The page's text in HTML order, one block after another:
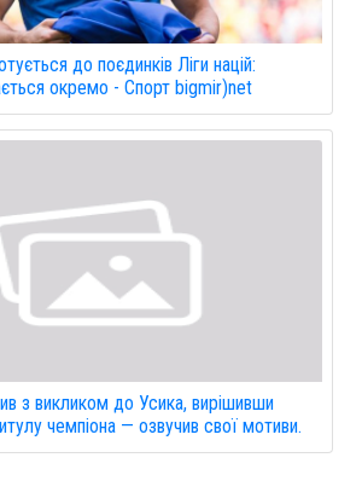
до поєдинків Ліги націй:
окремо - Спорт bigmir)net
з викликом до Усика, вирішивши
чемпіона — озвучив свої мотиви.